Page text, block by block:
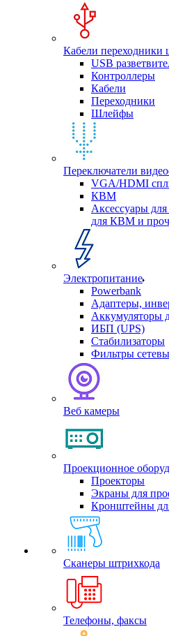
Кабели
USB
Контроллеры
Кабели
Переходники
Шлейфы
Переключатели
VGA/HDMI
КВМ
Аксессуары
для КВМ и
Электропитание
Powerbank
Адаптеры,
Аккумуляторы
ИБП (UPS)
Стабилизаторы
Фильтры
Веб камеры
Проекционное
Проекторы
Экраны для
Кронштейны
Сканеры штрихкода
Телефоны, факсы